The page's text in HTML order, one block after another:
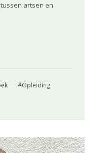
artsen en
Opleiding